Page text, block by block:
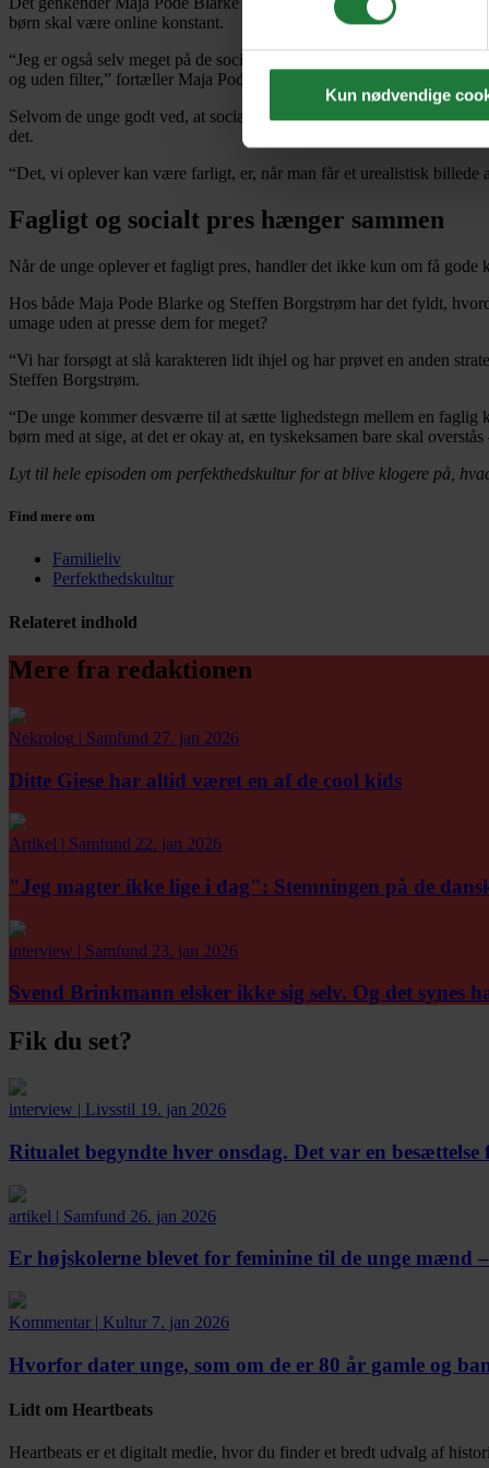
Dine valg anvendes på hele
We work with51 third
Kun nødvendige
børn skal være online konstant.
“Jeg er også selv meget på de sociale medier, og jeg tror, at jeg til
og uden filter,” fortæller Maja Pode Blarke.
Selvom de unge godt ved, at sociale medier ikke altid maler et
det.
“Det, vi oplever kan være farligt, er, når man får et urealistisk billede
Fagligt og socialt pres hænger sammen
Når de unge oplever et fagligt pres, handler det ikke kun om få gode
Hos både Maja Pode Blarke og Steffen Borgstrøm har det fyldt,
umage uden at presse dem for meget?
“Vi har forsøgt at slå karakteren lidt ihjel og har prøvet en anden
Steffen Borgstrøm.
“De unge kommer desværre til at sætte lighedstegn mellem en
børn med at sige, at det er okay at, en tyskeksamen bare skal
Lyt til hele episoden om perfekthedskultur for at blive klogere på,
Find mere om
Familieliv
Perfekthedskultur
Relateret indhold
Mere fra redaktionen
Nekrolog | Samfund 27. jan 2026
Ditte Giese har altid været en af de cool kids
Artikel | Samfund 22. jan 2026
"Jeg magter ikke lige i dag": Stemningen på de
interview | Samfund 23. jan 2026
Svend Brinkmann elsker ikke sig selv. Og det synes
Fik du set?
interview | Livsstil 19. jan 2026
Ritualet begyndte hver onsdag. Det var en besættelse
artikel | Samfund 26. jan 2026
Er højskolerne blevet for feminine til de unge mænd
Kommentar | Kultur 7. jan 2026
Hvorfor dater unge, som om de er 80 år gamle og
Lidt om Heartbeats
Heartbeats er et digitalt medie, hvor du finder et bredt udvalg af